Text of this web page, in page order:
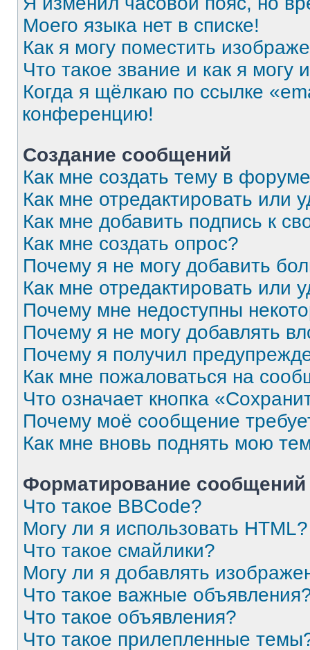
Моего языка нет в списке!
Как я могу поместить
Что такое звание и как я могу
Когда я щёлкаю по ссылке
конференцию!
Создание сообщений
Как мне создать тему в
Как мне отредактировать или
Как мне добавить подпись к
Как мне создать опрос?
Почему я не могу добавить
Как мне отредактировать или
Почему мне недоступны
Почему я не могу добавлять
Почему я получил
Как мне пожаловаться на
Что означает кнопка
Почему моё сообщение
Как мне вновь поднять мою
Форматирование
Что такое BBCode?
Могу ли я использовать HTML?
Что такое смайлики?
Могу ли я добавлять
Что такое важные
Что такое объявления?
Что такое прилепленные